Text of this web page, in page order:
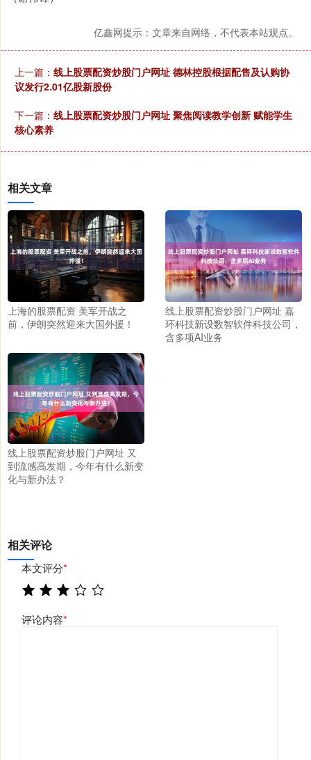
亿鑫网提示：文章来自网络，不代表本站观点。
上一篇： 线上股票配资炒股门户网址 德林控股根据配售及认购协
议发行2.01亿股新股份
下一篇： 线上股票配资炒股门户网址 聚焦阅读教学创新 赋能学生
核心素养
相关文章
上海的股票配资 美军开战之
前，伊朗突然迎来大国外援！
线上股票配资炒股门户网址 嘉
环科技新设数智软件科技公司，
含多项AI业务
线上股票配资炒股门户网址 又
到流感高发期，今年有什么新变
化与新办法？
相关评论
本文评分*
评论内容*